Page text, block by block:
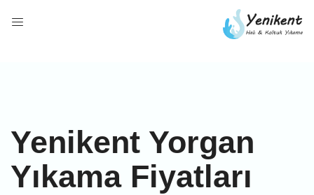
Yenikent Yorgan
Yıkama Fiyatları